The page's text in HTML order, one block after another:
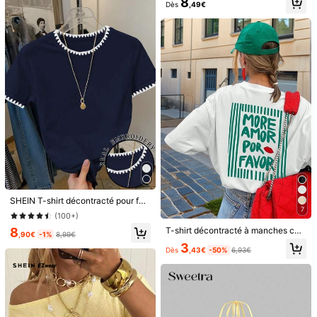
Bohemela
Bohemela Débardeur ample en tricot unicolore de style vintage et décontracté, col ras-du-cou, sans manches, coupe ample pour femme, style bohème pour les vacances
(1000+)
13,81€
13
DrmWander T-shirt femme, t-shirt à manches courtes graphique de style décontracté de rue, Top d'été mignon
Dès6,99€
SHEIN T-shirt décontracté pour femmes avec bordure contrastée et broderie, été
(100+)
8 ,90€ -1% 8,99€
Dès ,49€
7
T-shirt décontracté à manches courtes et col rond pour femmes - motif imprimé, tissu doux et confortable, lavable en machine, Top d'été blanc
Dès 3 ,43€ -50% 6,93€